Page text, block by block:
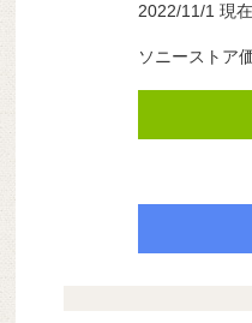
2022/11/1 現
ソニーストア